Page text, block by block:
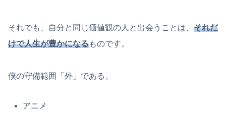
それでも、自分と同じ価値観の人と出会うことは、 それだ
けで人生が豊かになるものです。
僕の守備範囲「外」である、
アニメ